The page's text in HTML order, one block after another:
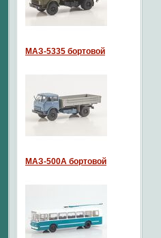
МАЗ-5335 бортовой
МАЗ-500А бортовой